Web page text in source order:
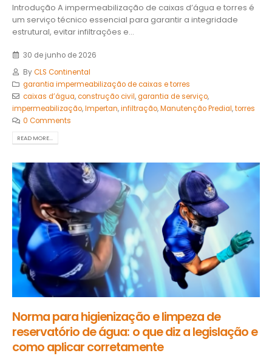
Introdução A impermeabilização de caixas d’água e torres é
um serviço técnico essencial para garantir a integridade
estrutural, evitar infiltrações e...
30 de junho de 2026
ByCLS Continental
garantia impermeabilização de caixas e torres
caixas d’água,construção civil,garantia de serviço,
impermeabilização,Impertan,infiltração,Manutenção Predial,torres
0 Comments
READ MORE...
Norma para higienização e limpeza de
reservatório de água: o que diz a legislação e
como aplicar corretamente